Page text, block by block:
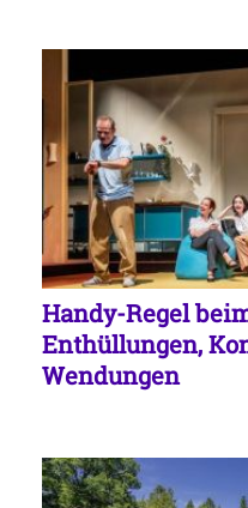
Handy-Regel
Enthüllungen,
Wendungen